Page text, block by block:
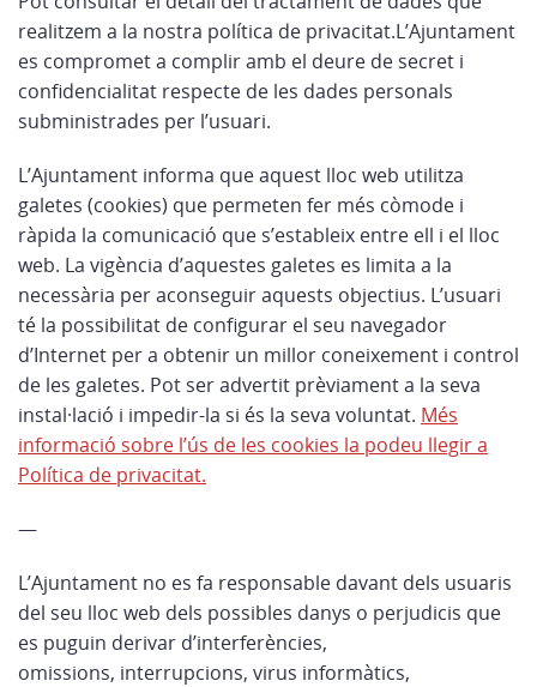
realitzem a la nostra política de privacitat.L’Ajuntament
es compromet a complir amb el deure de secret i
confidencialitat respecte de les dades personals
subministrades per l’usuari.
L’Ajuntament informa que aquest lloc web utilitza
galetes (cookies) que permeten fer més còmode i
ràpida la comunicació que s’estableix entre ell i el lloc
web. La vigència d’aquestes galetes es limita a la
necessària per aconseguir aquests objectius. L’usuari
té la possibilitat de configurar el seu navegador
d’Internet per a obtenir un millor coneixement i control
de les galetes. Pot ser advertit prèviament a la seva
instal·lació i impedir-la si és la seva voluntat. Més
informació sobre l’ús de les cookies la podeu llegir a
Política de privacitat.
—
L’Ajuntament no es fa responsable davant dels usuaris
del seu lloc web dels possibles danys o perjudicis que
es puguin derivar d’interferències,
omissions, interrupcions, virus informàtics,